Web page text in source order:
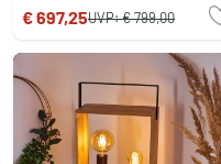
€ 697,25UVP:€ 799,00